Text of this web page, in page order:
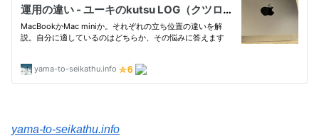
yama-to-seikathu.info